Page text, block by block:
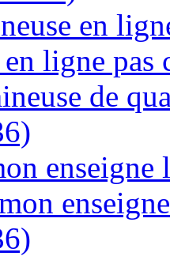
en
ligne pas
de